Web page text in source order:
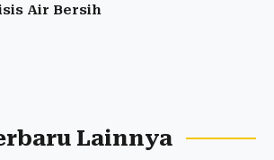
Air Bersih
Lainnya